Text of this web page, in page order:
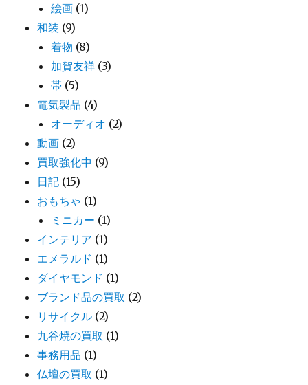
絵画 (1)
和装 (9)
着物 (8)
加賀友禅 (3)
帯 (5)
電気製品 (4)
オーディオ (2)
動画 (2)
買取強化中 (9)
日記 (15)
おもちゃ (1)
ミニカー (1)
インテリア (1)
エメラルド (1)
ダイヤモンド (1)
ブランド品の買取 (2)
リサイクル (2)
九谷焼の買取 (1)
事務用品 (1)
仏壇の買取 (1)